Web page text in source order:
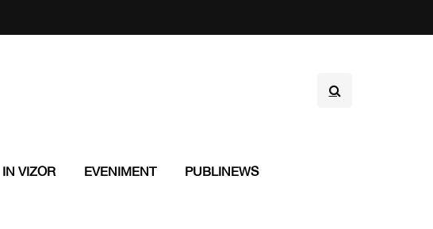
IN VIZOR EVENIMENT PUBLINEWS